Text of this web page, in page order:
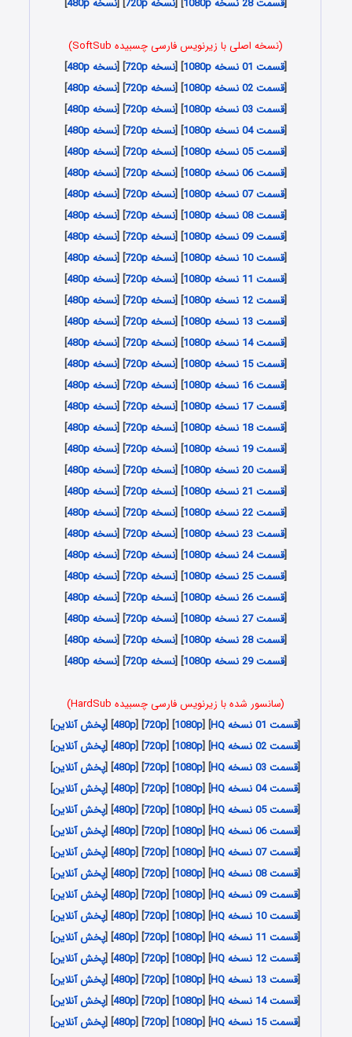
[قسمت 28 نسخه 1080p ] [نسخه 720p ] [نسخه 480p ]
(نسخه اصلی با زیرنویس فارسی چسبیده SoftSub)
[قسمت 01 نسخه 1080p ] [نسخه 720p ] [نسخه 480p
]
[قسمت 02 نسخه 1080p ] [نسخه 720p ] [نسخه 480p
]
[قسمت 03 نسخه 1080p ] [نسخه 720p ] [نسخه 480p
]
[قسمت 04 نسخه 1080p ] [نسخه 720p ] [نسخه 480p
]
[قسمت 05 نسخه 1080p ] [نسخه 720p ] [نسخه 480p
]
[قسمت 06 نسخه 1080p ] [نسخه 720p ] [نسخه 480p
]
[قسمت 07 نسخه 1080p ] [نسخه 720p ] [نسخه 480p
]
[قسمت 08 نسخه 1080p ] [نسخه 720p ] [نسخه 480p
]
[قسمت 09 نسخه 1080p ] [نسخه 720p ] [نسخه 480p
]
[قسمت 10 نسخه 1080p ] [نسخه 720p ] [نسخه 480p
]
[قسمت 11 نسخه 1080p ] [نسخه 720p ] [نسخه 480p
]
[قسمت 12 نسخه 1080p ] [نسخه 720p ] [نسخه 480p
]
[قسمت 13 نسخه 1080p ] [نسخه 720p ] [نسخه 480p
]
[قسمت 14 نسخه 1080p ] [نسخه 720p ] [نسخه 480p
]
[قسمت 15 نسخه 1080p ] [نسخه 720p ] [نسخه 480p
]
[قسمت 16 نسخه 1080p ] [نسخه 720p ] [نسخه 480p
]
[قسمت 17 نسخه 1080p ] [نسخه 720p ] [نسخه 480p
]
[قسمت 18 نسخه 1080p ] [نسخه 720p ] [نسخه 480p
]
[قسمت 19 نسخه 1080p ] [نسخه 720p ] [نسخه 480p
]
[قسمت 20 نسخه 1080p ] [نسخه 720p ] [نسخه 480p
]
[قسمت 21 نسخه 1080p ] [نسخه 720p ] [نسخه 480p
]
[قسمت 22 نسخه 1080p ] [نسخه 720p ] [نسخه 480p
]
[قسمت 23 نسخه 1080p ] [نسخه 720p ] [نسخه 480p
]
[قسمت 24 نسخه 1080p ] [نسخه 720p ] [نسخه 480p
]
[قسمت 25 نسخه 1080p ] [نسخه 720p ] [نسخه 480p
]
[قسمت 26 نسخه 1080p ] [نسخه 720p ] [نسخه 480p
]
[قسمت 27 نسخه 1080p ] [نسخه 720p ] [نسخه 480p
]
[قسمت 28 نسخه 1080p ] [نسخه 720p ] [نسخه 480p
]
[قسمت 29 نسخه 1080p ] [نسخه 720p ] [نسخه 480p ]
(سانسور شده با زیرنویس فارسی چسبیده HardSub)
[قسمت 01 نسخه HQ ] [
1080p
] [
720p
] [
480p
] [پخش آنلاین]
[قسمت 02 نسخه HQ ] [
1080p
] [
720p
] [
480p
] [پخش آنلاین]
[قسمت 03 نسخه HQ ] [
1080p
] [
720p
] [
480p
] [پخش آنلاین]
[قسمت 04 نسخه HQ ] [
1080p
] [
720p
] [
480p
] [پخش آنلاین]
[قسمت 05 نسخه HQ ] [
1080p
] [
720p
] [
480p
] [پخش آنلاین]
[قسمت 06 نسخه HQ ] [
1080p
] [
720p
] [
480p
] [پخش آنلاین]
[قسمت 07 نسخه HQ ] [
1080p
] [
720p
] [
480p
] [پخش آنلاین]
[قسمت 08 نسخه HQ ] [
1080p
] [
720p
] [
480p
] [پخش آنلاین]
[قسمت 09 نسخه HQ ] [
1080p
] [
720p
] [
480p
] [پخش آنلاین]
[قسمت 10 نسخه HQ ] [
1080p
] [
720p
] [
480p
] [پخش آنلاین]
[قسمت 11 نسخه HQ ] [
1080p
] [
720p
] [
480p
] [پخش آنلاین]
[قسمت 12 نسخه HQ ] [
1080p
] [
720p
] [
480p
] [پخش آنلاین]
[قسمت 13 نسخه HQ ] [
1080p
] [
720p
] [
480p
] [پخش آنلاین]
[قسمت 14 نسخه HQ ] [
1080p
] [
720p
] [
480p
] [پخش آنلاین]
[قسمت 15 نسخه HQ ] [
1080p
] [
720p
] [
480p
] [پخش آنلاین]